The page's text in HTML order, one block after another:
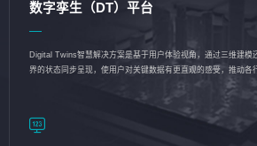
数字孪生（DT）平台
Digital Twins智慧解决方案是基于用户体验视角，通过三维建模
界的状态同步呈现，使用户对关键数据有更直观的感受，推动各